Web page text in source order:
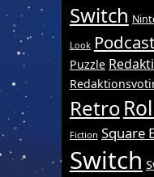
Switch
Look Podcast
Puzzle
Retro
Fiction Square
Switch